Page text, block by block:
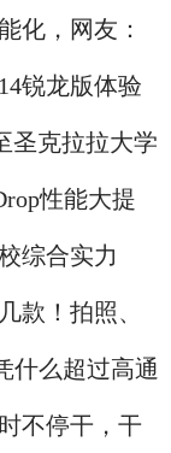
化，网友：
锐龙版体验
圣克拉拉大学
性能大提
综合实力
款！拍照、
什么超过高通
不停干，干